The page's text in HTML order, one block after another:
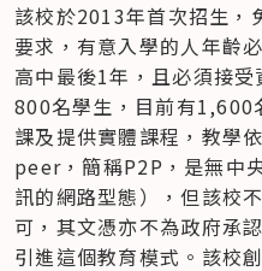
該校於2013年首次招生，
要求，有意入學的人年齡
高中最後1年，且必須接
800名學生，目前有1,600
課及提供實體課程，教學
peer，簡稱P2P，是無中
訊的網路型態），但該校
可，其文憑亦不為政府承
引進這個教育模式。該校